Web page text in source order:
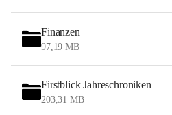
Finanzen
97,19 MB
Firstblick Jahreschroniken
203,31 MB